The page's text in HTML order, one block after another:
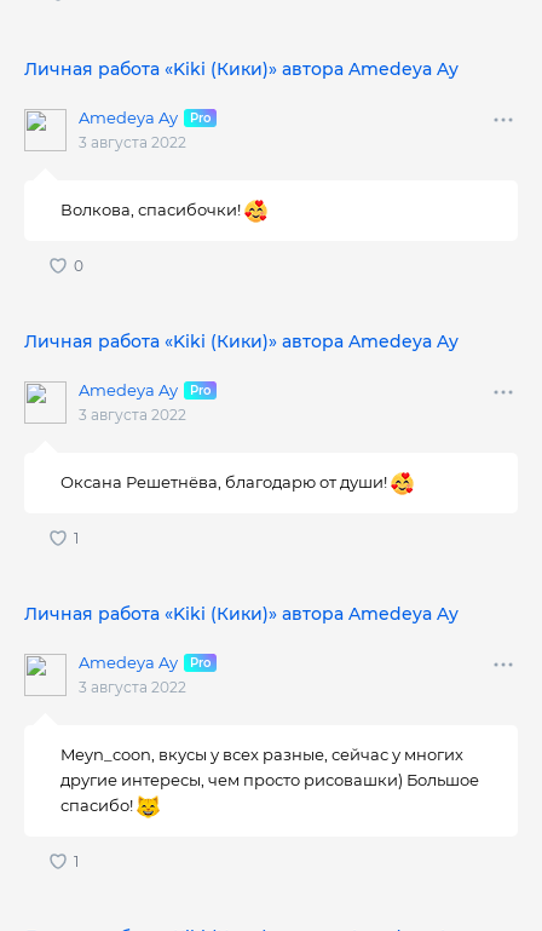
Личная работа «Kiki (Кики)» автора Amedeya Ay
Amedeya Ay
3 августа 2022
Волкова, спасибочки!
Личная работа «Kiki (Кики)» автора Amedeya Ay
Amedeya Ay
3 августа 2022
Оксана Решетнёва, благодарю от души!
Личная работа «Kiki (Кики)» автора Amedeya Ay
Amedeya Ay
3 августа 2022
Meyn_coon, вкусы у всех разные, сейчас у многих
другие интересы, чем просто рисовашки) Большое
спасибо!